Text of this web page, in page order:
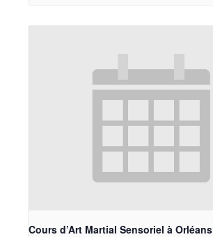
Cours d’Art Martial Sensoriel à Orléans